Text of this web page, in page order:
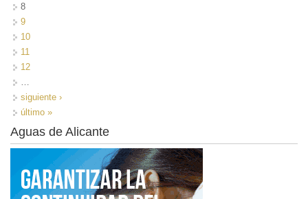
8
9
10
11
12
siguiente ›
último »
Aguas de Alicante